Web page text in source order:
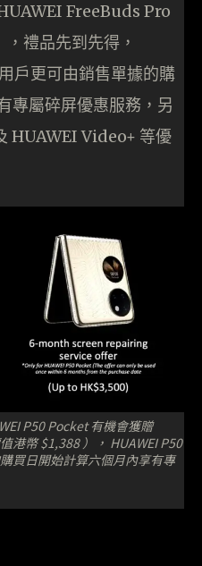
FreeBuds Pro
禮品先到先得，
戶更可由銷售單據的購
專屬碎屏優惠服務，另
HUAWEI Video+ 等優
P50 Pocket 有機會獲贈
港幣 $1,388 ）， HUAWEI P50
買日開始計算六個月內享有專